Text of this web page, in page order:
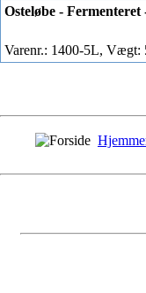
Osteløbe -
Varenr.: 1400-5L, Vægt: